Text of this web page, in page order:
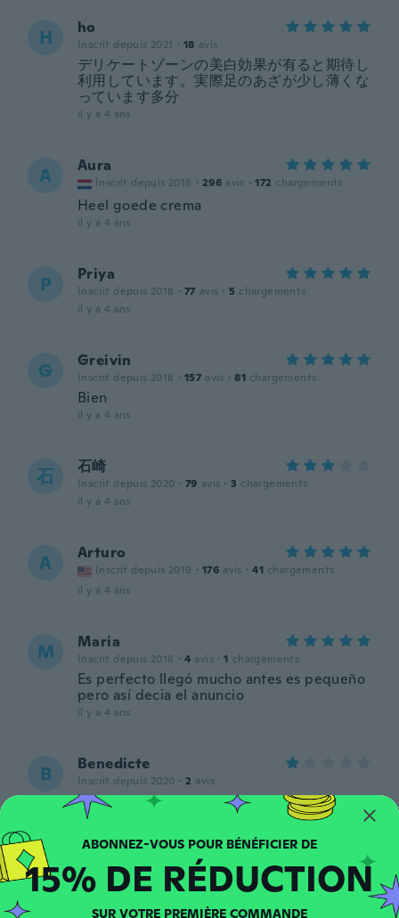
H ho
Inscrit depuis 2021 · 18 avis
デリケートゾーンの美白効果が有ると期待し
利用しています。実際足のあざが少し薄くな
っています多分
il y a 4 ans
A Aura
Inscrit depuis 2018 · 296 avis · 172 chargements
Heel goede crema
il y a 4 ans
P Priya
Inscrit depuis 2018 · 77 avis · 5 chargements
il y a 4 ans
G Greivin
Inscrit depuis 2018 · 157 avis · 81 chargements
Bien
il y a 4 ans
石 石崎
Inscrit depuis 2020 · 79 avis · 3 chargements
il y a 4 ans
A Arturo
Inscrit depuis 2019 · 176 avis · 41 chargements
il y a 4 ans
M Maria
Inscrit depuis 2018 · 4 avis · 1 chargements
Es perfecto llegó mucho antes es pequeño
pero así decia el anuncio
il y a 4 ans
B Benedicte
Inscrit depuis 2020 · 2 avis
il y a 4 ans
J judith
Inscrit depuis 2021 · 47 avis
il y a 4 ans
15% DE RÉDUCTION
SUR VOTRE PREMIÈRE COMMANDE